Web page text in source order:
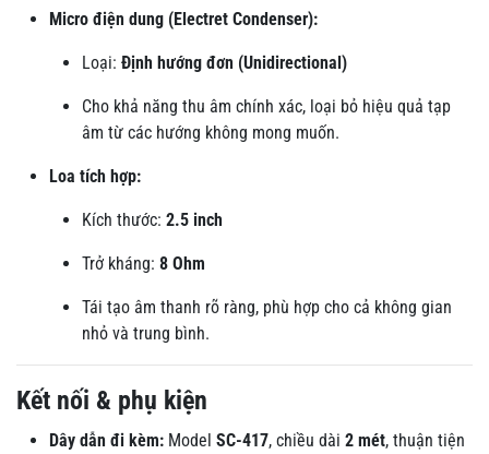
Micro điện dung (Electret Condenser):
Loại: Định hướng đơn (Unidirectional)
Cho khả năng thu âm chính xác, loại bỏ hiệu quả tạp
âm từ các hướng không mong muốn.
Loa tích hợp:
Kích thước: 2.5 inch
Trở kháng: 8 Ohm
Tái tạo âm thanh rõ ràng, phù hợp cho cả không gian
nhỏ và trung bình.
Kết nối & phụ kiện
Dây dẫn đi kèm: Model SC-417, chiều dài 2 mét, thuận tiện